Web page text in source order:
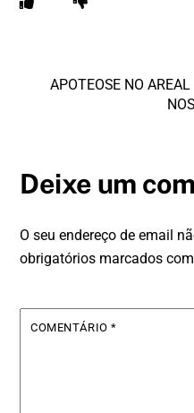
APOTEOSE NO AREAL
Deixe um
O seu endereço de email
obrigatórios marcados
COMENTÁRIO*